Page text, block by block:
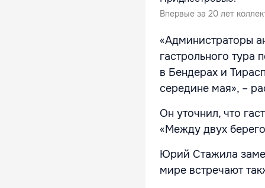
Bпервые за 20 лет
«Администраторы
гастрольного тура
в Бендерах и
середине мая», –
Он уточнил, что
«Между двух
Юрий Стажила
мире встречают